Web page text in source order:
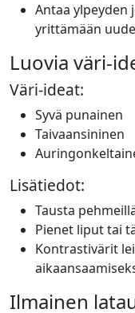
Antaa ylpeyden
yrittämään
Luovia väri-
Väri-ideat:
Syvä punainen
Taivaansininen
Lisätiedot:
Tausta
Pienet liput tai
Kontrastivärit
Ilmainen